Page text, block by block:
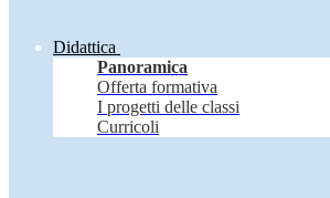
Didattica
Panoramica
Offerta formativa
I progetti delle classi
Curricoli